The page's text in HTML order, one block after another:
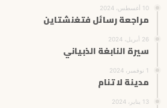
10 أغسطس، 2024
مراجعة رسائل فتغنشتاين
26 أبريل، 2024
سيرة النابغة الذبياني
1 نوفمبر، 2024
مدينة لا تنام
13 يناير، 2024